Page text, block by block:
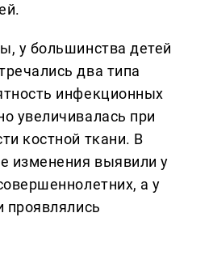
у большинства детей
два типа
инфекционных
увеличивалась при
костной ткани. В
изменения выявили у
а у
проявлялись